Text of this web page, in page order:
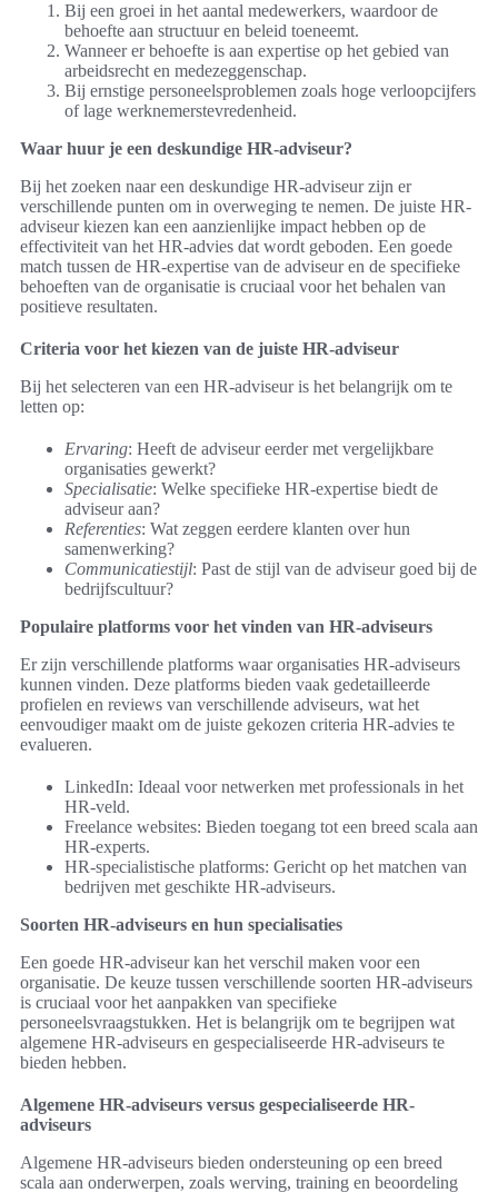
Bij een groei in het aantal medewerkers, waardoor de
behoefte aan structuur en beleid toeneemt.
Wanneer er behoefte is aan expertise op het gebied van
arbeidsrecht en medezeggenschap.
Bij ernstige personeelsproblemen zoals hoge verloopcijfers
of lage werknemerstevredenheid.
Waar huur je een deskundige HR-adviseur?
Bij het zoeken naar een deskundige HR-adviseur zijn er
verschillende punten om in overweging te nemen. De juiste HR-
adviseur kiezen kan een aanzienlijke impact hebben op de
effectiviteit van het HR-advies dat wordt geboden. Een goede
match tussen de HR-expertise van de adviseur en de specifieke
behoeften van de organisatie is cruciaal voor het behalen van
positieve resultaten.
Criteria voor het kiezen van de juiste HR-adviseur
Bij het selecteren van een HR-adviseur is het belangrijk om te
letten op:
Ervaring: Heeft de adviseur eerder met vergelijkbare
organisaties gewerkt?
Specialisatie: Welke specifieke HR-expertise biedt de
adviseur aan?
Referenties: Wat zeggen eerdere klanten over hun
samenwerking?
Communicatiestijl: Past de stijl van de adviseur goed bij de
bedrijfscultuur?
Populaire platforms voor het vinden van HR-adviseurs
Er zijn verschillende platforms waar organisaties HR-adviseurs
kunnen vinden. Deze platforms bieden vaak gedetailleerde
profielen en reviews van verschillende adviseurs, wat het
eenvoudiger maakt om de juiste gekozen criteria HR-advies te
evalueren.
LinkedIn: Ideaal voor netwerken met professionals in het
HR-veld.
Freelance websites: Bieden toegang tot een breed scala aan
HR-experts.
HR-specialistische platforms: Gericht op het matchen van
bedrijven met geschikte HR-adviseurs.
Soorten HR-adviseurs en hun specialisaties
Een goede HR-adviseur kan het verschil maken voor een
organisatie. De keuze tussen verschillende soorten HR-adviseurs
is cruciaal voor het aanpakken van specifieke
personeelsvraagstukken. Het is belangrijk om te begrijpen wat
algemene HR-adviseurs en gespecialiseerde HR-adviseurs te
bieden hebben.
Algemene HR-adviseurs versus gespecialiseerde HR-
adviseurs
Algemene HR-adviseurs bieden ondersteuning op een breed
scala aan onderwerpen, zoals werving, training en beoordeling